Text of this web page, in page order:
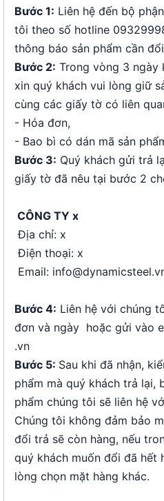
Bước 1: Liên hệ đến bộ
tôi theo số hotline
thông báo sản phẩm cần
Bước 2: Trong vòng 3 ngày
xin quý khách vui lòng giữ
cùng các giấy tờ có liên
- Hóa đơn,
- Bao bì có dán mã sản
Bước 3: Quý khách gửi trả
giấy tờ đã nêu tại bước 2
CÔNG TY x
Địa chỉ: x
Điện thoại: x
Email:
Bước 4: Liên hệ với chúng
đơn và ngày hoặc gửi vào
.vn​​​​​​​
Bước 5: Sau khi đã nhận,
phẩm mà quý khách trả lại,
phẩm chúng tôi sẽ liên hệ
Chúng tôi không đảm bảo
đổi trả sẽ còn hàng, nếu
quý khách muốn đổi đã hết
lòng chọn mặt hàng khác.